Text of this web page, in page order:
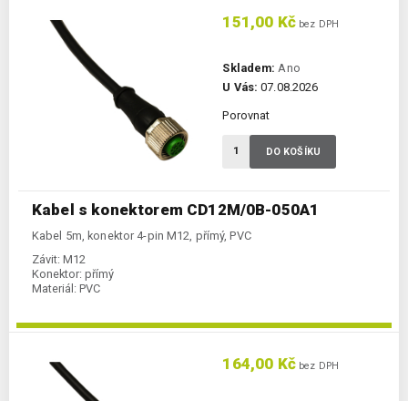
Kabel s konektorem CD12M/0B-050A1
Kabel 5m, konektor 4-pin M12, přímý, PVC
Závit: M12
Konektor: přímý
Materiál: PVC
151,00 Kč bez DPH
Skladem: Ano
U Vás: 07.08.2026
Porovnat
DO KOŠÍKU
164,00 Kč bez DPH